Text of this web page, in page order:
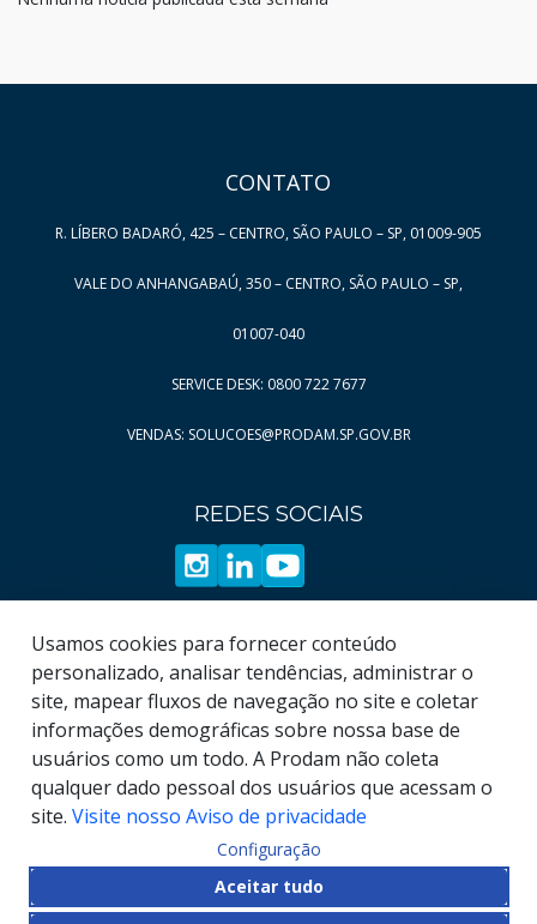
CONTATO
R. LÍBERO BADARÓ, 425 – CENTRO, SÃO PAULO – SP, 01009-905
VALE DO ANHANGABAÚ, 350 – CENTRO, SÃO PAULO – SP,
01007-040
SERVICE DESK: 0800 722 7677
VENDAS: SOLUCOES@PRODAM.SP.GOV.BR
REDES SOCIAIS
2026, Empresa de Tecnologia da
Usamos cookies para fornecer conteúdo
personalizado, analisar tendências, administrar o
site, mapear fluxos de navegação no site e coletar
informações demográficas sobre nossa base de
usuários como um todo. A Prodam não coleta
qualquer dado pessoal dos usuários que acessam o
site. Visite nosso Aviso de privacidade
Configuração
Aceitar tudo